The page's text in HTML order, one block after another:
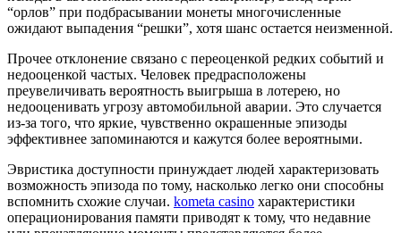
“орлов” при подбрасывании монеты многочисленные
ожидают выпадения “решки”, хотя шанс остается неизменной.
Прочее отклонение связано с переоценкой редких событий и
недооценкой частых. Человек предрасположены
преувеличивать вероятность выигрыша в лотерею, но
недооценивать угрозу автомобильной аварии. Это случается
из-за того, что яркие, чувственно окрашенные эпизоды
эффективнее запоминаются и кажутся более вероятными.
Эвристика доступности принуждает людей характеризовать
возможность эпизода по тому, насколько легко они способны
вспомнить схожие случаи. kometa casino характеристики
операционирования памяти приводят к тому, что недавние